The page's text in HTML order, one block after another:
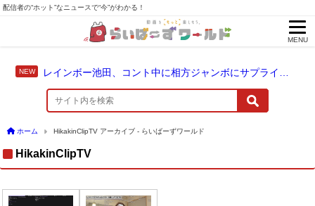
配信者の“ホット”なニュースで“今”がわかる！
MENU
ホーム HikakinClipTV アーカイブ - らいばーずワールド
HikakinClipTV